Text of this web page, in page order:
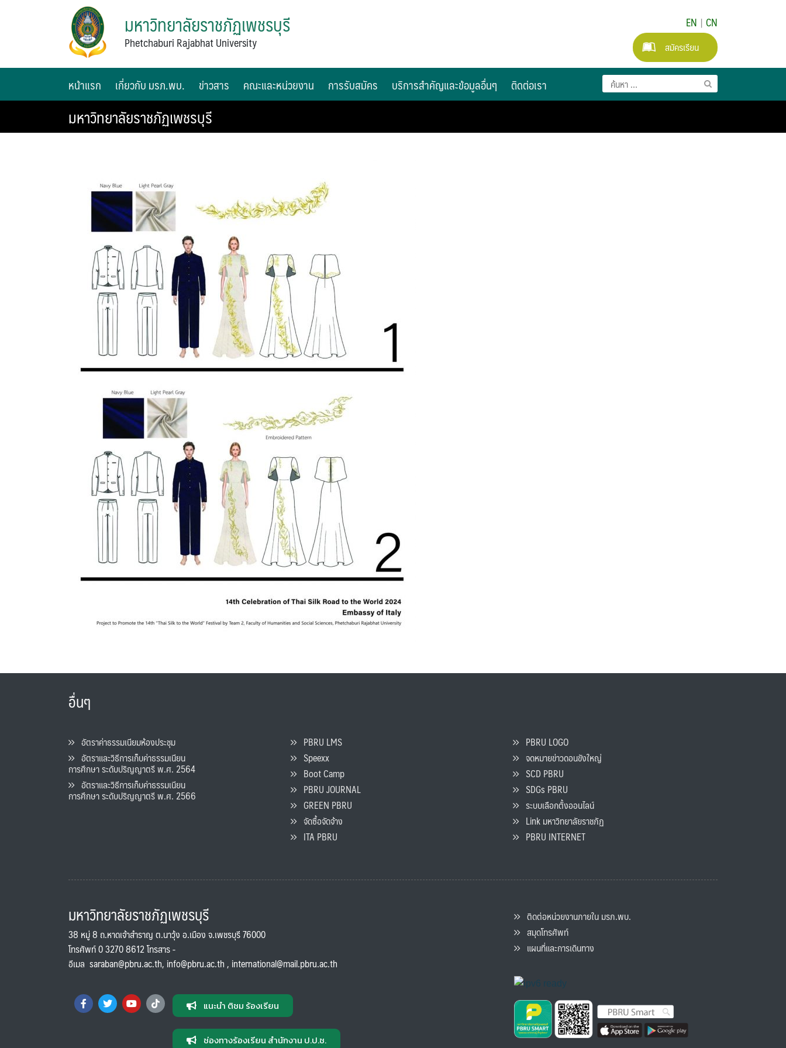
มหาวิทยาลัยราชภัฏเพชรบุรี
Phetchaburi Rajabhat University
EN | CN
สมัครเรียน
หน้าแรก เกี่ยวกับ มรภ.พบ. ข่าวสาร คณะและหน่วยงาน การรับสมัคร บริการสำคัญและข้อมูลอื่นๆ ติดต่อเรา
มหาวิทยาลัยราชภัฏเพชรบุรี
อื่นๆ
อัตราค่าธรรมเนียมห้องประชุม
อัตราและวิธีการเก็บค่าธรรมเนียน
การศึกษา ระดับปริญญาตรี พ.ศ. 2564
อัตราและวิธีการเก็บค่าธรรมเนียน
การศึกษา ระดับปริญญาตรี พ.ศ. 2566
PBRU LMS
Speexx
Boot Camp
PBRU JOURNAL
GREEN PBRU
จัดซื้อจัดจ้าง
ITA PBRU
PBRU LOGO
จดหมายข่าวดอนขังใหญ่
SCD PBRU
SDGs PBRU
ระบบเลือกตั้งออนไลน์
Link มหาวิทยาลัยราชภัฏ
PBRU INTERNET
มหาวิทยาลัยราชภัฏเพชรบุรี
38 หมู่ 8 ถ.หาดเจ้าสำราญ ต.นาวุ้ง อ.เมือง จ.เพชรบุรี 76000
โทรศัพท์ 0 3270 8612 โทรสาร -
อีเมล saraban@pbru.ac.th, info@pbru.ac.th, international@mail.pbru.ac.th
แนะนำ ติชม ร้องเรียน
ช่องทางร้องเรียน สำนักงาน ป.ป.ช.
ติดต่อหน่วยงานภายใน มรภ.พบ.
สมุดโทรศัพท์
แผนที่และการเดินทาง